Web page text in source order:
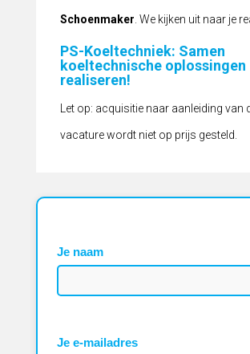
Schoenmaker . We kijken uit naar je
PS-Koeltechniek: Samen
koeltechnische oplossingen
realiseren!
Let op: acquisitie naar aanleiding van
vacature wordt niet op prijs gesteld.
Je naam
Je e-mailadres